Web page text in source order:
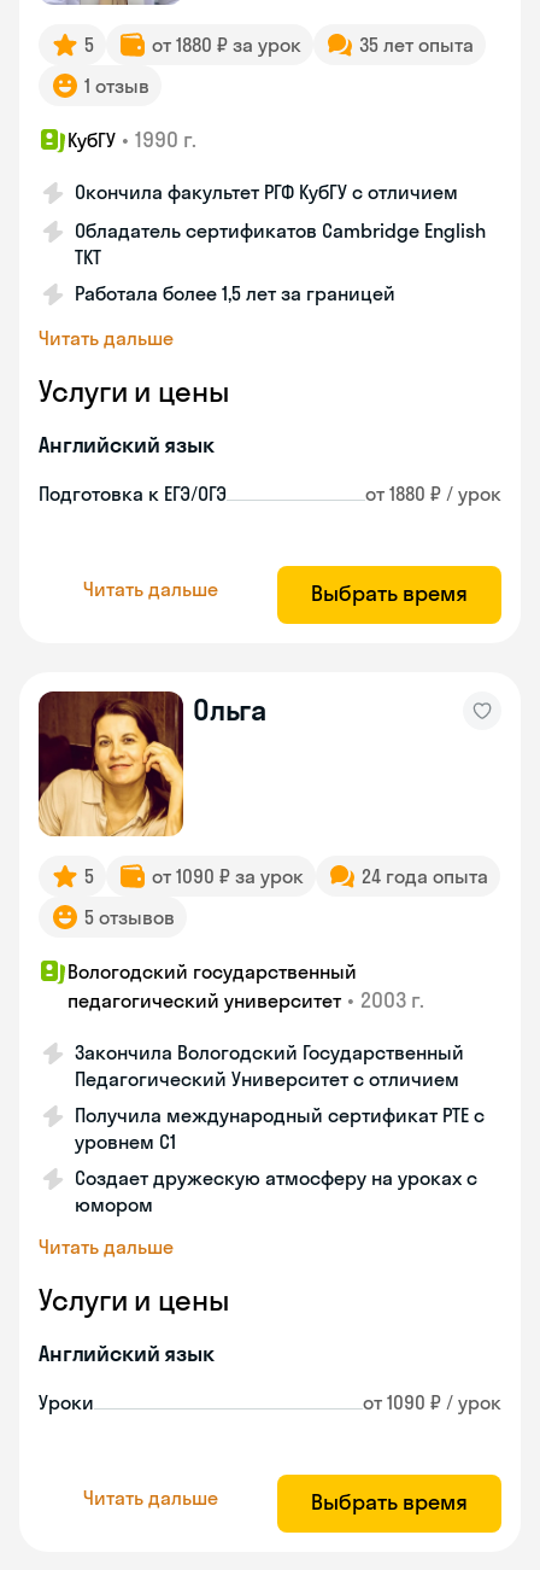
5 от 1880 ₽ за урок
35 лет опыта
1 отзыв
КубГУ • 1990 г.
Окончила факультет РГФ КубГУ с отличием
Обладатель сертификатов Cambridge English
TKT
Работала более 1,5 лет за границей
Читать дальше
Услуги и цены
Английский язык
Подготовка к ЕГЭ/ОГЭ от 1880 ₽ / урок
Читать дальше Выбрать время
Ольга
5 от 1090 ₽ за урок
24 года опыта
5 отзывов
Вологодский государственный
педагогический университет • 2003 г.
Закончила Вологодский Государственный
Педагогический Университет с отличием
Получила международный сертификат PTE с
уровнем C1
Создает дружескую атмосферу на уроках с
юмором
Читать дальше
Услуги и цены
Английский язык
Уроки от 1090 ₽ / урок
Читать дальше Выбрать время